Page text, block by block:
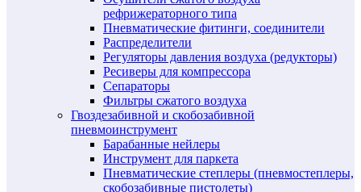
рефрижераторного типа
Пневматические фитинги, соединители
Распределители
Регуляторы давления воздуха (редукторы)
Ресиверы для компрессора
Сепараторы
Фильтры сжатого воздуха
Гвоздезабивной и скобозабивной
пневмоинструмент
Барабанные нейлеры
Инструмент для паркета
Пневматические степлеры (пневмостеплеры,
скобозабивные пистолеты)